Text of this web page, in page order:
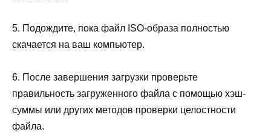
5. Подождите, пока файл ISO-образа полностью
скачается на ваш компьютер.
6. После завершения загрузки проверьте
правильность загруженного файла с помощью хэш-
суммы или других методов проверки целостности
файла.